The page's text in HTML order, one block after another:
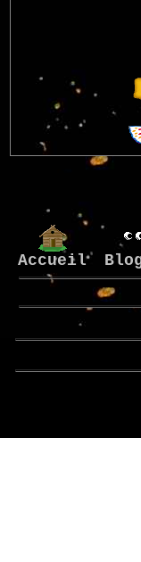
Accueil